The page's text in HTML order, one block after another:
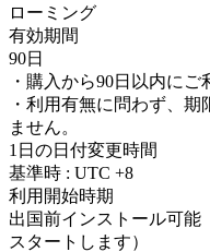
ローミング
有効期間
90日
・購入から90日以内にご
・利用有無に問わず、
ません。
1日の日付変更時間
基準時 : UTC +8
利用開始時期
出国前インストール可能
スタートします）